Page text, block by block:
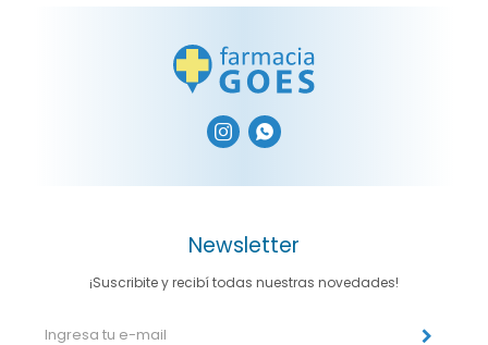
 
Newsletter
¡Suscribite y recibí todas nuestras novedades!